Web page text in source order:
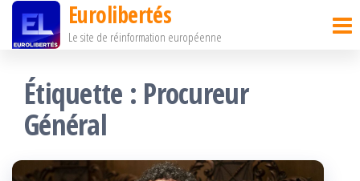
Passer
contenu
Eurolibertés
Le site de réinformation européenne
Étiquette : Procureur
Général